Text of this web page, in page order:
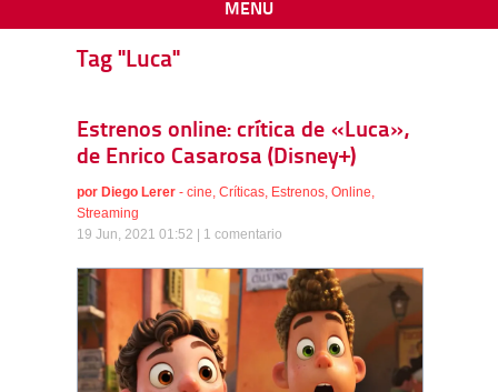
MENU
Tag "Luca"
Estrenos online: crítica de «Luca»,
de Enrico Casarosa (Disney+)
por Diego Lerer - cine, Críticas, Estrenos, Online,
Streaming
19 Jun, 2021 01:52 | 1 comentario